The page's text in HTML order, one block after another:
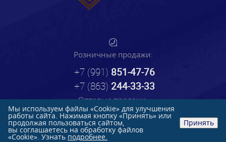
Розничные продажи:
+7 (991) 851-47-76
+7 (863) 244-33-33
Оптовые продажи:
+7 (863)231-84-70
г. Ростов-на-Дону, ул. Нансена, 103 Л
Мы используем файлы «Cookie» для улучшения
работы сайта. Нажимая кнопку «Принять» или
продолжая пользоваться сайтом,
вы соглашаетесь на обработку файлов
«Cookie». Узнать подробнее.
Принять